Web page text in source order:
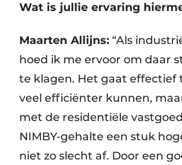
Wat is jullie ervaring
Maarten Allijns: “Als
hoed ik me ervoor om daar
te klagen. Het gaat effectief
veel efficiënter kunnen,
met de residentiële
NIMBY-gehalte een stuk
niet zo slecht af. Door een